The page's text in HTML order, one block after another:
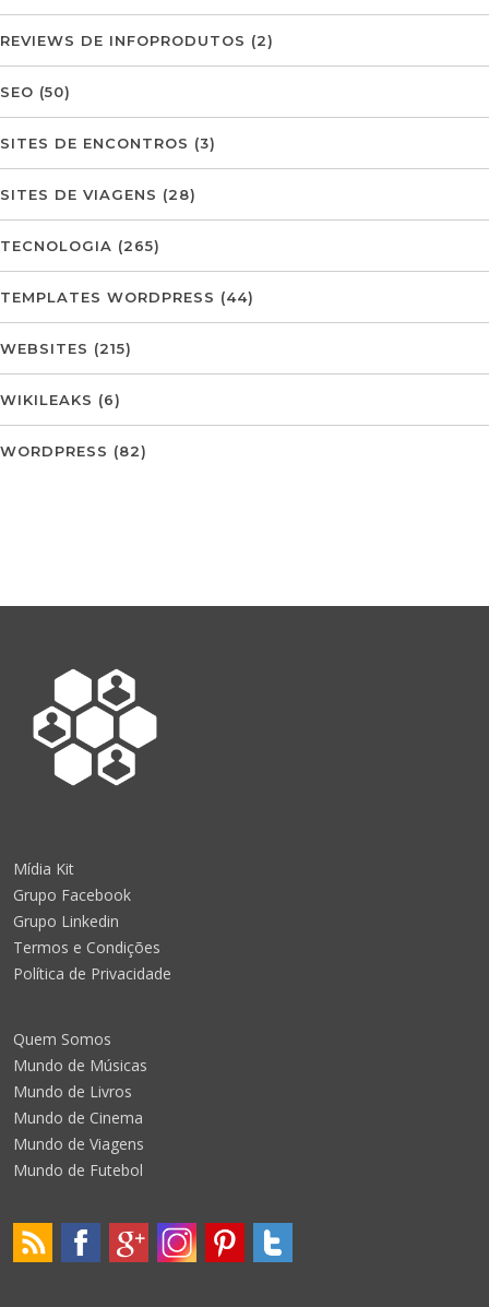
REVIEWS DE INFOPRODUTOS (2)
SEO (50)
SITES DE ENCONTROS (3)
SITES DE VIAGENS (28)
TECNOLOGIA (265)
TEMPLATES WORDPRESS (44)
WEBSITES (215)
WIKILEAKS (6)
WORDPRESS (82)
Mídia Kit
Grupo Facebook
Grupo Linkedin
Termos e Condições
Política de Privacidade
Quem Somos
Mundo de Músicas
Mundo de Livros
Mundo de Cinema
Mundo de Viagens
Mundo de Futebol